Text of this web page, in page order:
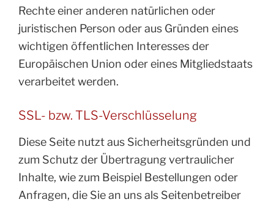
Rechte einer anderen natürlichen oder
juristischen Person oder aus Gründen eines
wichtigen öffentlichen Interesses der
Europäischen Union oder eines Mitgliedstaats
verarbeitet werden.
SSL- bzw. TLS-Verschlüsselung
Diese Seite nutzt aus Sicherheitsgründen und
zum Schutz der Übertragung vertraulicher
Inhalte, wie zum Beispiel Bestellungen oder
Anfragen, die Sie an uns als Seitenbetreiber